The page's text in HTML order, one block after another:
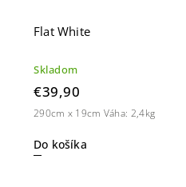
Flat White
Skladom
€39,90
Do košíka